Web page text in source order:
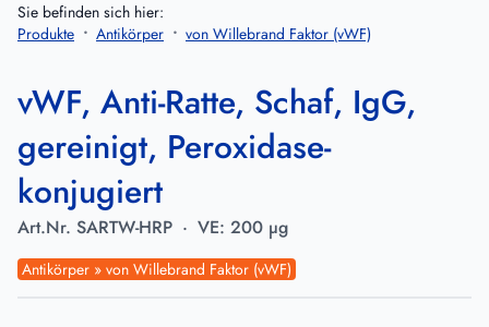
Sie befinden sich hier:
Produkte
Antikörper von Willebrand Faktor (vWF)
vWF, Anti-Ratte, Schaf, IgG,
gereinigt, Peroxidase-
konjugiert
Art.Nr. SARTW-HRP · VE: 200 µg
Antikörper » von Willebrand Faktor (vWF)